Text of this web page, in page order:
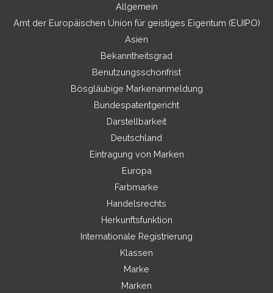
Allgemein
Amt der Europäischen Union für geistiges Eigentum (EUIPO)
Asien
Bekanntheitsgrad
Benutzungsschonfrist
Bösgläubige Markenanmeldung
Bundespatentgericht
Darstellbarkeit
Deutschland
Eintragung von Marken
Europa
Farbmarke
Handelsrechts
Herkunftsfunktion
Internationale Registrierung
Klassen
Marke
Marken